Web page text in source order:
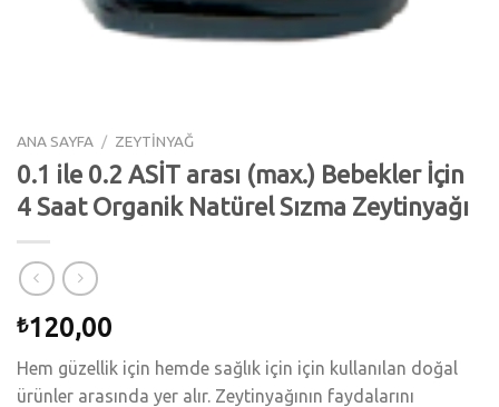
ANA SAYFA / ZEYTİNYAĞ
0.1 ile 0.2 ASİT arası (max.) Bebekler İçin
4 Saat Organik Natürel Sızma Zeytinyağı
₺120,00
Hem güzellik için hemde sağlık için için kullanılan doğal
ürünler arasında yer alır. Zeytinyağının faydalarını